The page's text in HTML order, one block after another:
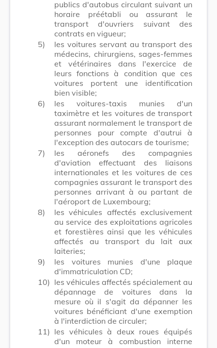
publics d'autobus circulant suivant un
horaire préétabli ou assurant le
transport d'ouvriers suivant des
contrats en vigueur;
5)
les voitures servant au transport des
médecins, chirurgiens, sages-femmes
et vétérinaires dans l'exercice de
leurs fonctions à condition que ces
voitures portent une identification
bien visible;
6)
les voitures-taxis munies d'un
taximètre et les voitures de transport
assurant normalement le transport de
personnes pour compte d'autrui à
l'exception des autocars de tourisme;
7)
les aéronefs des compagnies
d'aviation effectuant des liaisons
internationales et les voitures de ces
compagnies assurant le transport des
personnes arrivant à ou partant de
l'aéroport de Luxembourg;
8)
les véhicules affectés exclusivement
au service des exploitations agricoles
et forestières ainsi que les véhicules
affectés au transport du lait aux
laiteries;
9)
les voitures munies d'une plaque
d'immatriculation CD;
10) les véhicules affectés spécialement au
dépannage de voitures dans la
mesure où il s'agit da dépanner les
voitures bénéficiant d'une exemption
à l'interdiction de circuler;
11) les véhicules à deux roues équipés
d'un moteur à combustion interne